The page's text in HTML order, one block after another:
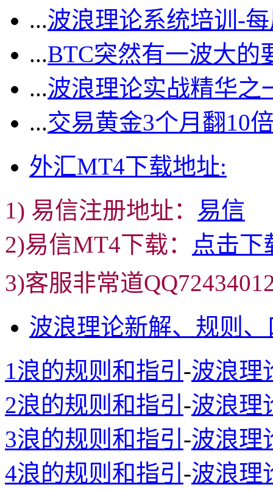
...波浪理论系统培训-
...BTC突然有一波大的
...波浪理论实战精华
...交易黄金3个月翻10
外汇MT4下载地址:
1) 易信注册地址： 易信
2)易信MT4下载： 点击下
3)客服非常道
波浪理论新解、规则
1浪的规则和指引 -波浪理
2浪的规则和指引 -波浪理
3浪的规则和指引 -波浪理
4浪的规则和指引 -波浪理